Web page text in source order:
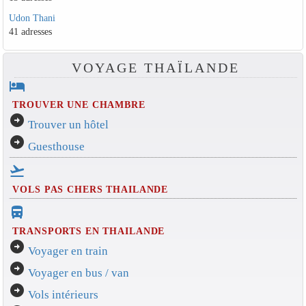
Udon Thani
41 adresses
VOYAGE THAÏLANDE
hotel
TROUVER UNE CHAMBRE
arrow_circle_right Trouver un hôtel
arrow_circle_right Guesthouse
flight_takeoff
VOLS PAS CHERS THAILANDE
directions_bus_filled
TRANSPORTS EN THAILANDE
arrow_circle_right Voyager en train
arrow_circle_right Voyager en bus / van
arrow_circle_right Vols intérieurs